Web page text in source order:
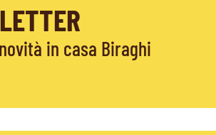
in casa Biraghi